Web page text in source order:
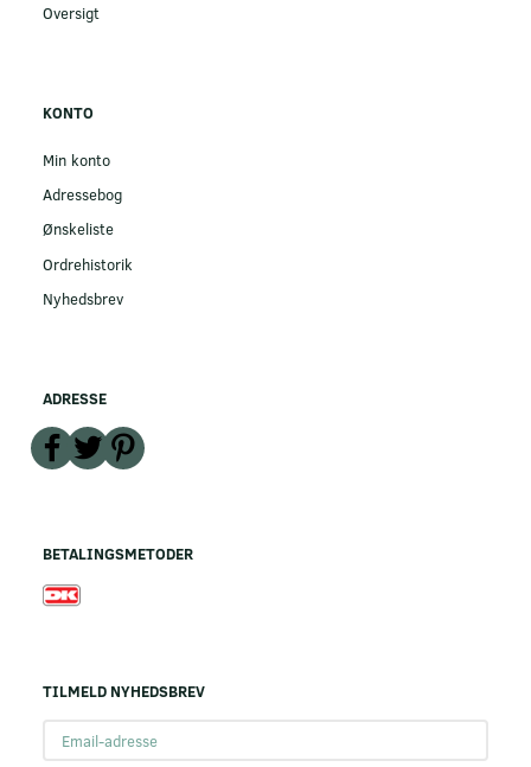
Oversigt
KONTO
Min konto
Adressebog
Ønskeliste
Ordrehistorik
Nyhedsbrev
ADRESSE
BETALINGSMETODER
TILMELD NYHEDSBREV
adresse